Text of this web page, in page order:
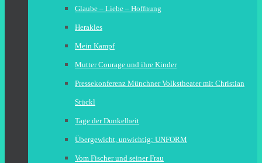
Glaube – Liebe – Hoffnung
Herakles
Mein Kampf
Mutter Courage und ihre Kinder
Pressekonferenz Münchner Volkstheater mit Christian
Stückl
Tage der Dunkelheit
Übergewicht, unwichtig: UNFORM
Vom Fischer und seiner Frau